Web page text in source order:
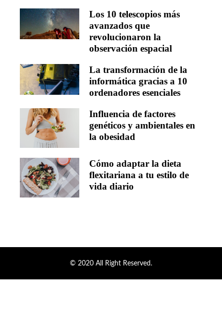
Los 10 telescopios más
avanzados que
revolucionaron la
observación espacial
La transformación de la
informática gracias a 10
ordenadores esenciales
Influencia de factores
genéticos y ambientales en
la obesidad
Cómo adaptar la dieta
flexitariana a tu estilo de
vida diario
© 2020 All Right Reserved.